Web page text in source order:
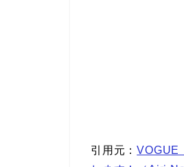
引用元：VOGUE